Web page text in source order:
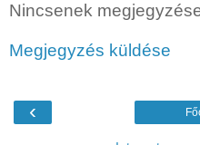
Nincsenek
Megjegyzés küldése
‹